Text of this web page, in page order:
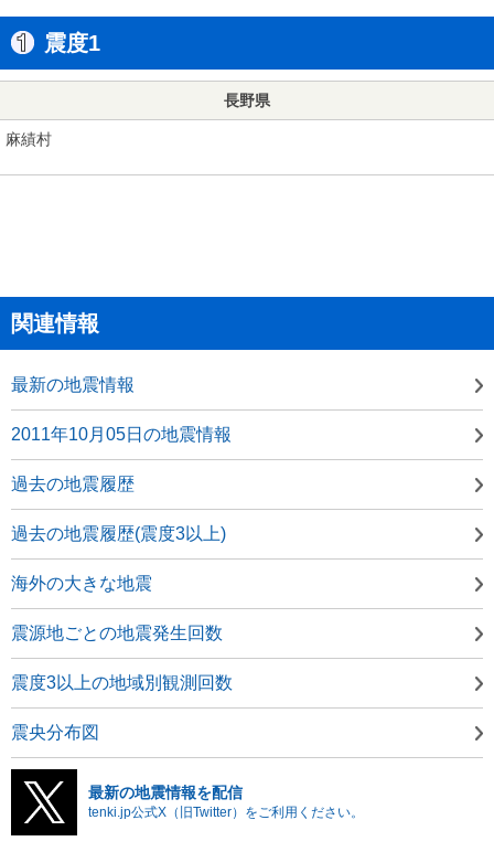
震度1
長野県
麻績村
関連情報
最新の地震情報
2011年10月05日の地震情報
過去の地震履歴
過去の地震履歴(震度3以上)
海外の大きな地震
震源地ごとの地震発生回数
震度3以上の地域別観測回数
震央分布図
最新の地震情報を配信
tenki.jp公式X（旧Twitter）をご利用ください。